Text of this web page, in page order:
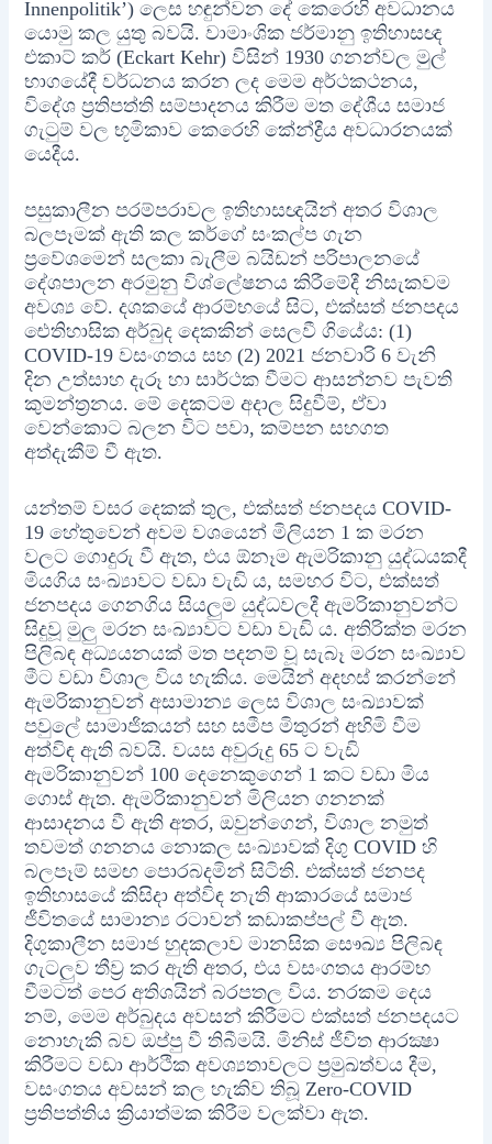
Innenpolitik’) ලෙස හඳුන්වන දේ කෙරෙහි අවධානය
යොමු කල යුතු බවයි. වාමාංශික ජර්මානු ඉතිහාසඥ
එකාට් කර් (Eckart Kehr) විසින් 1930 ගනන්වල මුල්
භාගයේදී වර්ධනය කරන ලද මෙම අර්ථකථනය,
විදේශ ප්‍රතිපත්ති සම්පාදනය කිරීම මත දේශීය සමාජ
ගැටුම් වල භූමිකාව කෙරෙහි කේන්ද්‍රීය අවධාරනයක්
යෙදීය.
පසුකාලීන පරම්පරාවල ඉතිහාසඥයින් අතර විශාල
බලපෑමක් ඇති කල කර්ගේ සංකල්ප ගැන
ප්‍රවේශමෙන් සලකා බැලීම බයිඩන් පරිපාලනයේ
දේශපාලන අරමුනු විශ්ලේෂනය කිරීමේදී නිසැකවම
අවශ්‍ය වේ. දශකයේ ආරම්භයේ සිට, එක්සත් ජනපදය
ඓතිහාසික අර්බුද දෙකකින් සෙලවී ගියේය: (1)
COVID-19 වසංගතය සහ (2) 2021 ජනවාරි 6 වැනි
දින උත්සාහ දැරූ හා සාර්ථක වීමට ආසන්නව පැවති
කුමන්ත්‍රනය. මේ දෙකටම අදාල සිදුවීම්, ඒවා
වෙන්කොට බලන විට පවා, කම්පන සහගත
අත්දැකීම් වී ඇත.
යන්තම් වසර දෙකක් තුල, එක්සත් ජනපදය COVID-
19 හේතුවෙන් අවම වශයෙන් මිලියන 1 ක මරන
වලට ගොදුරු වී ඇත, එය ඕනෑම ඇමරිකානු යුද්ධයකදී
මියගිය සංඛ්‍යාවට වඩා වැඩි ය, සමහර විට, එක්සත්
ජනපදය ගෙනගිය සියලුම යුද්ධවලදී ඇමරිකානුවන්ට
සිදුවූ මුලු මරන සංඛ්‍යාවට වඩා වැඩි ය. අතිරික්ත මරන
පිලිබඳ අධ්‍යයනයක් මත පදනම් වූ සැබෑ මරන සංඛ්‍යාව
මීට වඩා විශාල විය හැකිය. මෙයින් අදහස් කරන්නේ
ඇමරිකානුවන් අසාමාන්‍ය ලෙස විශාල සංඛ්‍යාවක්
පවුලේ සාමාජිකයන් සහ සමීප මිතුරන් අහිමි වීම
අත්විඳ ඇති බවයි. වයස අවුරුදු 65 ට වැඩි
ඇමරිකානුවන් 100 දෙනෙකුගෙන් 1 කට වඩා මිය
ගොස් ඇත. ඇමරිකානුවන් මිලියන ගනනක්
ආසාදනය වී ඇති අතර, ඔවුන්ගෙන්, විශාල නමුත්
තවමත් ගනනය නොකල සංඛ්‍යාවක් දිගු COVID හි
බලපෑම් සමඟ පොරබදමින් සිටිති. එක්සත් ජනපද
ඉතිහාසයේ කිසිදා අත්විඳ නැති ආකාරයේ සමාජ
ජීවිතයේ සාමාන්‍ය රටාවන් කඩාකප්පල් වී ඇත.
දිගුකාලීන සමාජ හුදකලාව මානසික සෞඛ්‍ය පිලිබඳ
ගැටලුව තීව්‍ර කර ඇති අතර, එය වසංගතය ආරම්භ
වීමටත් පෙර අතිශයින් බරපතල විය. නරකම දෙය
නම්, මෙම අර්බුදය අවසන් කිරීමට එක්සත් ජනපදයට
නොහැකි බව ඔප්පු වී තිබීමයි. මිනිස් ජීවිත ආරක්‍ෂා
කිරීමට වඩා ආර්ථික අවශ්‍යතාවලට ප්‍රමුඛත්වය දීම,
වසංගතය අවසන් කල හැකිව තිබූ Zero-COVID
ප්‍රතිපත්තිය ක්‍රියාත්මක කිරීම වලක්වා ඇත.